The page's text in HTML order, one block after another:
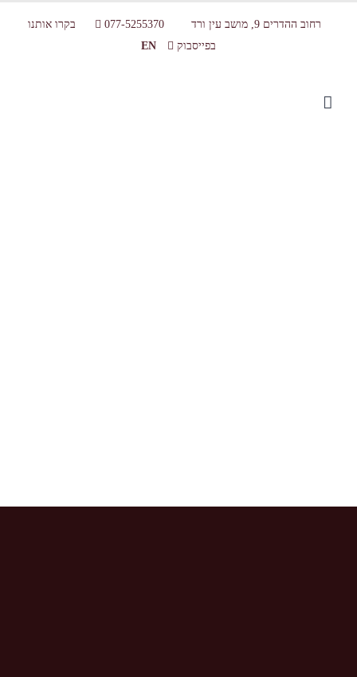
רחוב ההדרים 9, מושב עין ורד 077-5255370
בקרו אותנו
בפייסבוק
EN